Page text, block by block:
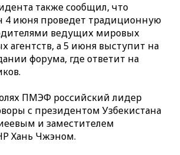
также сообщил, что
4 июня проведет традиционную
ведущих мировых
агентств, а 5 июня выступит на
форума, где ответит на
ПМЭФ российский лидер
с президентом Узбекистана
и заместителем
Хань Чжэном.